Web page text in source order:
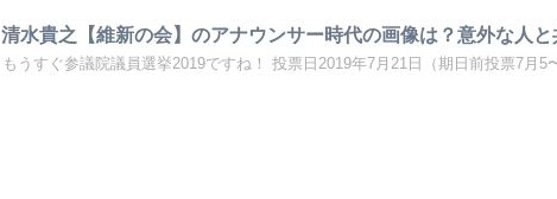
清水貴之【維新の会】のアナウンサー時代の画像は？意外な人と
もうすぐ参議院議員選挙2019ですね！ 投票日2019年7月21日（期日前投票7月5